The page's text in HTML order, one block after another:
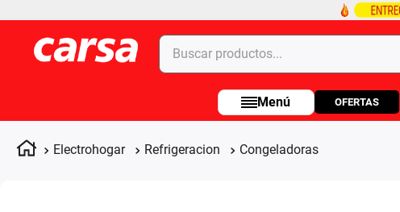
Buscar productos...
OFERTAS
Electrohogar Refrigeracion Congeladoras
Términos más buscados